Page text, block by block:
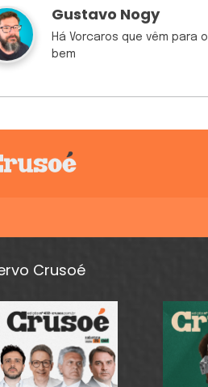
Gustavo Nogy
Há Vorcaros que vêm para o
bem
Crusoé